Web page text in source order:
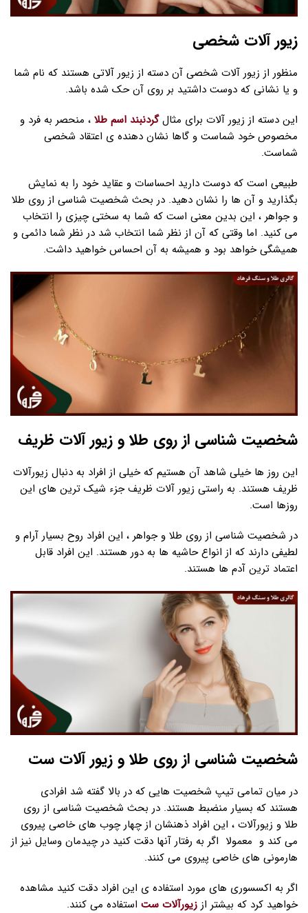
زیور آلات شخصی
منظور از زیور آلات شخصی آن دسته از زیور آلاتی هستند که نام شما
و یا نشانی که دوست داشتید بر روی آن حک شده باشد.
این دسته از زیور آلات برای مثالگردنبند اسم طلا ، منحصر به فرد و
مخصوص خود شماست و گاها نشان دهنده ی اعتقاد شخصی
شماست.
طبیعی است که دوست دارید احساسات و عقاید خود را به نمایش
بگذارید و آن ها را نشان دهید. در بحث شخصیت شناسی از روی طلا
و جواهر ، این بدین معنی است که شما به سختی چیزی را انتخاب
می کنید. اما وقتی که آن از نظر شما انتخاب شد در نظر شما دائمی و
همیشگی خواهد بود و همیشه به آن احساس خواهید داشت.
شخصیت شناسی از روی طلا و زیور آلات ظریف
این روز ها خیلی شاهد آن هستیم که خیلی از افراد به دنبال زیورآلات
ظریف هستند. به راستی زیور آلات ظریف جزء شیک ترین های این
روزها است.
در شخصیت شناسی از روی طلا و جواهر ، این افراد روح بسیار آرام و
لطیفی دارند که از انواع حاشیه ها به دور هستند. این افراد قابل
اعتماد ترین آدم ها هستند.
شخصیت شناسی از روی طلا و زیور آلات ست
در میان تمامی تیپ شخصیت هایی که در بالا گفته شد افرادی
هستند که بسیار منضبط هستند. در بحث شخصیت شناسی از روی
طلا و زیورآلات ، این افراد ذهنشان از چهار چوب های خاصی پیروی
می کند و معمولا اگر به رفتار آنها دقت کنید در چیدمان وسایل نیز از
هارمونی های خاصی پیروی می کنند.
اگر به اکسسوری های مورد استفاده ی این افراد دقت کنید مشاهده
خواهید کرد که بیشتر از زیورآلات ست استفاده می کنند.